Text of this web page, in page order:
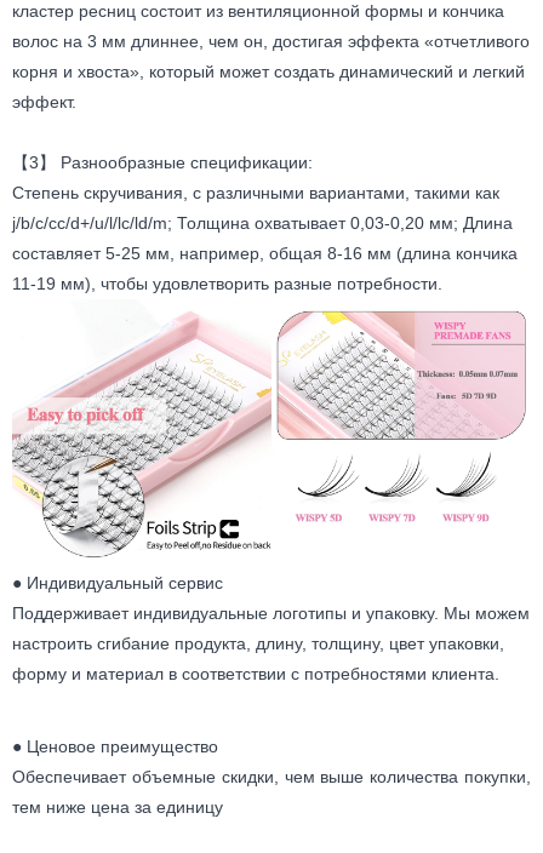
кластер ресниц состоит из вентиляционной формы и кончика
волос на 3 мм длиннее, чем он, достигая эффекта «отчетливого
корня и хвоста», который может создать динамический и легкий
эффект.
【3】 Разнообразные спецификации:
Степень скручивания, с различными вариантами, такими как
j/b/c/cc/d+/u/l/lc/ld/m; Толщина охватывает 0,03-0,20 мм; Длина
составляет 5-25 мм, например, общая 8-16 мм (длина кончика
11-19 мм), чтобы удовлетворить разные потребности.
● Индивидуальный сервис
Поддерживает индивидуальные логотипы и упаковку. Мы можем
настроить сгибание продукта, длину, толщину, цвет упаковки,
форму и материал в соответствии с потребностями клиента.
● Ценовое преимущество
Обеспечивает объемные скидки, чем выше количества покупки,
тем ниже цена за единицу